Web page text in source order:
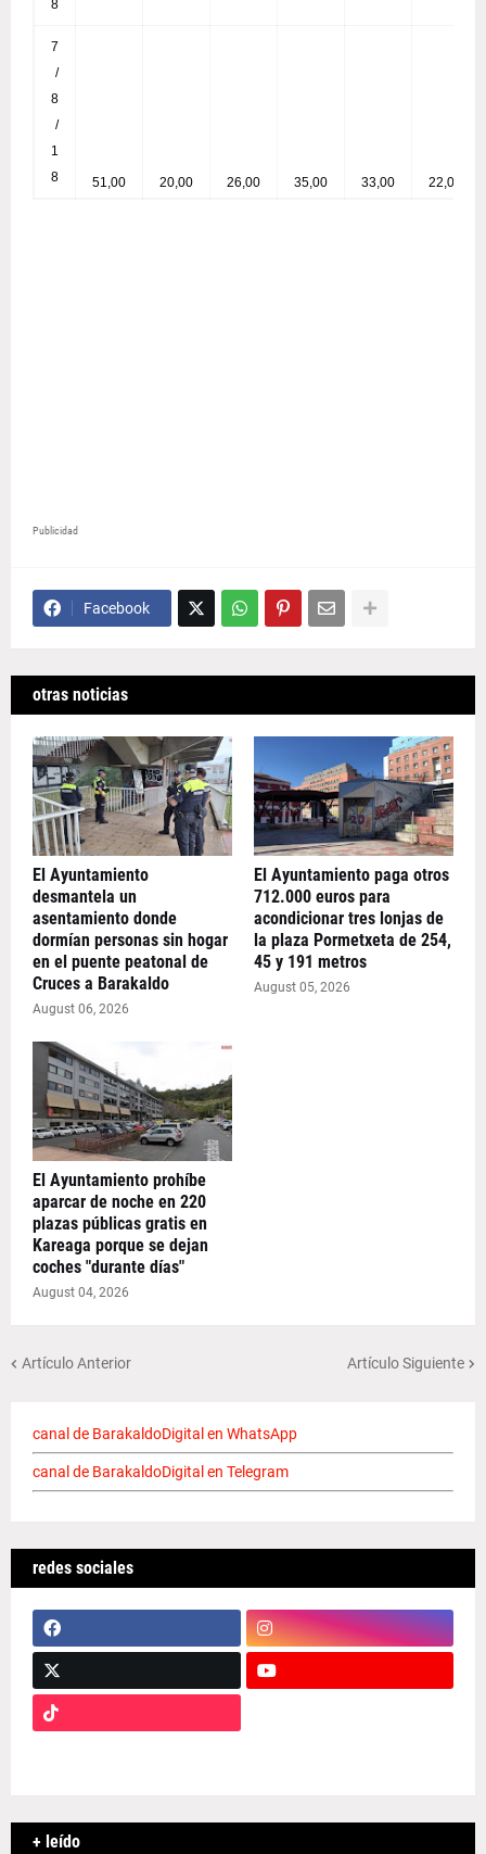
8
7
/
8
/
1
8
51,00 20,00 26,00 35,00 33,00 22,00
Publicidad
Facebook
otras noticias
El Ayuntamiento
desmantela un
asentamiento donde
dormían personas sin hogar
en el puente peatonal de
Cruces a Barakaldo
August 06, 2026
El Ayuntamiento paga otros
712.000 euros para
acondicionar tres lonjas de
la plaza Pormetxeta de 254,
45 y 191 metros
August 05, 2026
El Ayuntamiento prohíbe
aparcar de noche en 220
plazas públicas gratis en
Kareaga porque se dejan
coches "durante días"
August 04, 2026
Artículo Anterior Artículo Siguiente
canal de BarakaldoDigital en WhatsApp
canal de BarakaldoDigital en Telegram
redes sociales
+ leído